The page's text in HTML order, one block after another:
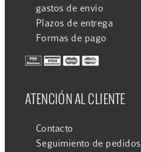
gastos de envío
Plazos de entrega
Formas de pago
ATENCIÓN AL CLIENTE
Contacto
Seguimiento de pedidos